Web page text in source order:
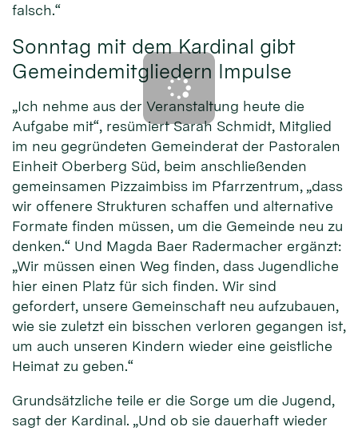
falsch.“
Sonntag mit dem Kardinal gibt
Gemeindemitgliedern Impulse
„Ich nehme aus der Veranstaltung heute die
Aufgabe mit“, resümiert Sarah Schmidt, Mitglied
im neu gegründeten Gemeinderat der Pastoralen
Einheit Oberberg Süd, beim anschließenden
gemeinsamen Pizzaimbiss im Pfarrzentrum, „dass
wir offenere Strukturen schaffen und alternative
Formate finden müssen, um die Gemeinde neu zu
denken.“ Und Magda Baer Radermacher ergänzt:
„Wir müssen einen Weg finden, dass Jugendliche
hier einen Platz für sich finden. Wir sind
gefordert, unsere Gemeinschaft neu aufzubauen,
wie sie zuletzt ein bisschen verloren gegangen ist,
um auch unseren Kindern wieder eine geistliche
Heimat zu geben.“
Grundsätzliche teile er die Sorge um die Jugend,
sagt der Kardinal. „Und ob sie dauerhaft wieder